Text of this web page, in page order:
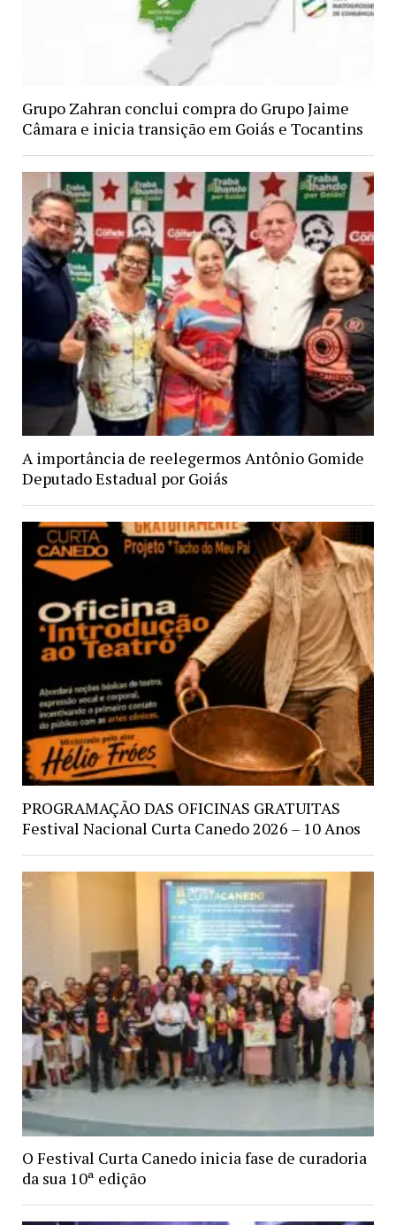
Grupo Zahran conclui compra do Grupo Jaime
Câmara e inicia transição em Goiás e Tocantins
A importância de reelegermos Antônio Gomide
Deputado Estadual por Goiás
PROGRAMAÇÃO DAS OFICINAS GRATUITAS
Festival Nacional Curta Canedo 2026 – 10 Anos
O Festival Curta Canedo inicia fase de curadoria
da sua 10ª edição